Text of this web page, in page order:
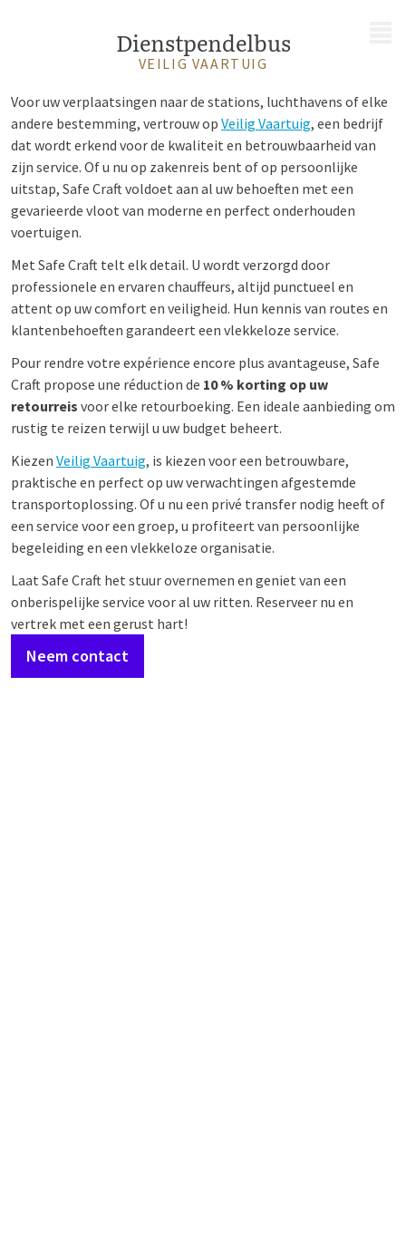
Dienstpendelbus
VEILIG VAARTUIG
Voor uw verplaatsingen naar de stations, luchthavens of elke
andere bestemming, vertrouw op Veilig Vaartuig, een bedrijf
dat wordt erkend voor de kwaliteit en betrouwbaarheid van
zijn service. Of u nu op zakenreis bent of op persoonlijke
uitstap, Safe Craft voldoet aan al uw behoeften met een
gevarieerde vloot van moderne en perfect onderhouden
voertuigen.
Met Safe Craft telt elk detail. U wordt verzorgd door
professionele en ervaren chauffeurs, altijd punctueel en
attent op uw comfort en veiligheid. Hun kennis van routes en
klantenbehoeften garandeert een vlekkeloze service.
Pour rendre votre expérience encore plus avantageuse, Safe
Craft propose une réduction de 10 % korting op uw
retourreis voor elke retourboeking. Een ideale aanbieding om
rustig te reizen terwijl u uw budget beheert.
Kiezen Veilig Vaartuig, is kiezen voor een betrouwbare,
praktische en perfect op uw verwachtingen afgestemde
transportoplossing. Of u nu een privé transfer nodig heeft of
een service voor een groep, u profiteert van persoonlijke
begeleiding en een vlekkeloze organisatie.
Laat Safe Craft het stuur overnemen en geniet van een
onberispelijke service voor al uw ritten. Reserveer nu en
vertrek met een gerust hart!
Neem contact